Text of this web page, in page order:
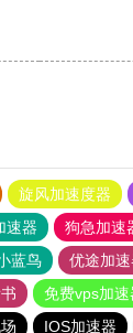
旋风加速度器
速器
狗急加速
蓝鸟 优途加
免费vps加
IOS加速器